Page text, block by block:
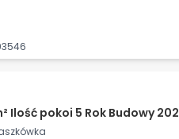
Ilość pokoi 5 Rok Budowy